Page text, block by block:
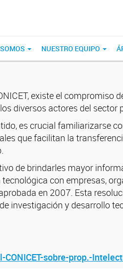
NUESTRO EQUIPO
existe el
diversos actores del sector
es crucial familiarizarse
que facilitan la
de brindarles mayor
con empresas,
en 2007. Esta
investigación y desarrollo
sobre-prop.-